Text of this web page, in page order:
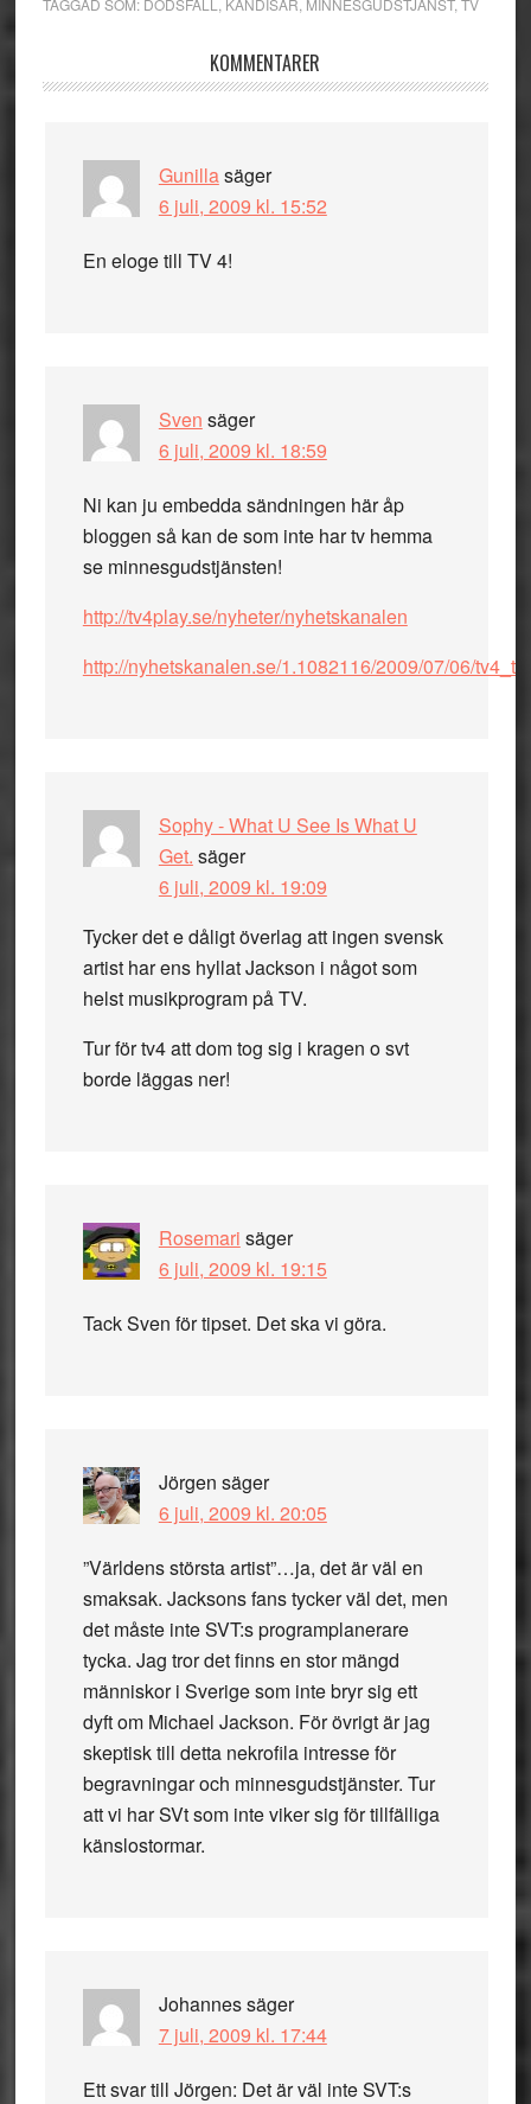
TAGGAD SOM: DÖDSFALL KÄNDISAR MINNESGUDSTJÄNST, TV
Läsarkommentarer
KOMMENTARER
Gunillasäger
6 juli, 2009 kl. 15:52
En eloge till TV 4!
Sven säger
6 juli, 2009 kl. 18:59
Ni kan ju embedda sändningen här åp
bloggen så kan de som inte har tv hemma
se minnesgudstjänsten!
http://tv4play.se/nyheter/nyhetskanalen
http://nyhetskanalen.se/1.1082116/2009/07/06/
Sophy - What U See Is What U
Get. säger
6 juli, 2009 kl. 19:09
Tycker det e dåligt överlag att ingen svensk
artist har ens hyllat Jackson i något som
helst musikprogram på TV.
Tur för tv4 att dom tog sig i kragen o svt
borde läggas ner!
Rosemari säger
6 juli, 2009 kl. 19:15
Tack Sven för tipset. Det ska vi göra.
Jörgen säger
6 juli, 2009 kl. 20:05
”Världens största artist”…ja, det är väl en
smaksak. Jacksons fans tycker väl det, men
det måste inte SVT:s programplanerare
tycka. Jag tror det finns en stor mängd
människor i Sverige som inte bryr sig ett
dyft om Michael Jackson. För övrigt är jag
skeptisk till detta nekrofila intresse för
begravningar och minnesgudstjänster. Tur
att vi har SVt som inte viker sig för tillfälliga
känslostormar.
Johannessäger
7 juli, 2009 kl. 17:44
Ett svar till Jörgen: Det är väl inte SVT:s